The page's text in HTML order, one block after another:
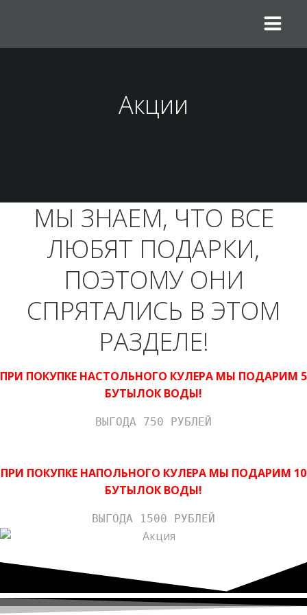
Акции
МЫ ЗНАЕМ, ЧТО ВСЕ
ЛЮБЯТ ПОДАРКИ,
ПОЭТОМУ ОНИ
СПРЯТАЛИСЬ В ЭТОМ
РАЗДЕЛЕ!
ПРИ ПОКУПКЕ НАСТОЛЬНОГО КУЛЕРА МЫ ПОДАРИМ 5
БУТЫЛОК ВОДЫ!
ВЫГОДА 750 РУБЛЕЙ
ПРИ ПОКУПКЕ НАПОЛЬНОГО КУЛЕРА МЫ ПОДАРИМ 10
БУТЫЛОК ВОДЫ!
ВЫГОДА 1500 РУБЛЕЙ